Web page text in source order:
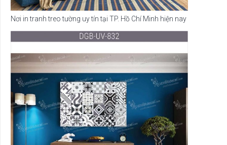
Nơi in tranh treo tường uy tín tại TP. Hồ Chí Minh hiện nay